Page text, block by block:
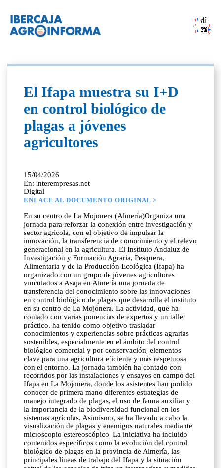
El Ifapa muestra su I+D
en control biológico de
plagas a jóvenes
agricultores
15/04/2026
En: interempresas.net
Digital
ENLACE AL DOCUMENTO ORIGINAL >
En su centro de La Mojonera (Almería)Organiza una
jornada para reforzar la conexión entre investigación y
sector agrícola, con el objetivo de impulsar la
innovación, la transferencia de conocimiento y el relevo
generacional en la agricultura. El Instituto Andaluz de
Investigación y Formación Agraria, Pesquera,
Alimentaria y de la Producción Ecológica (Ifapa) ha
organizado con un grupo de jóvenes agricultores
vinculados a Asaja en Almería una jornada de
transferencia del conocimiento sobre las innovaciones
en control biológico de plagas que desarrolla el instituto
en su centro de La Mojonera. La actividad, que ha
contado con varias ponencias de expertos y un taller
práctico, ha tenido como objetivo trasladar
conocimientos y experiencias sobre prácticas agrarias
sostenibles, especialmente en el ámbito del control
biológico comercial y por conservación, elementos
clave para una agricultura eficiente y más respetuosa
con el entorno. La jornada también ha contado con
recorridos por las instalaciones y ensayos en campo del
Ifapa en La Mojonera, donde los asistentes han podido
conocer de primera mano diferentes estrategias de
manejo integrado de plagas, el uso de fauna auxiliar y
la importancia de la biodiversidad funcional en los
sistemas agrícolas. Asimismo, se ha llevado a cabo la
visualización de plagas y enemigos naturales mediante
microscopio estereoscópico. La iniciativa ha incluido
contenidos específicos como la evolución del control
biológico de plagas en la provincia de Almería, las
principales líneas de trabajo del Ifapa y la situación